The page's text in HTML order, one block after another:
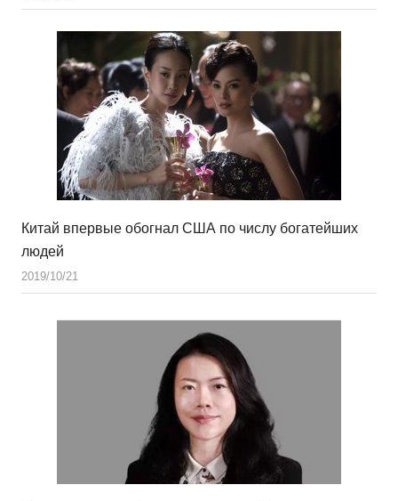
Китай впервые обогнал США по числу богатейших
людей
2019/10/21